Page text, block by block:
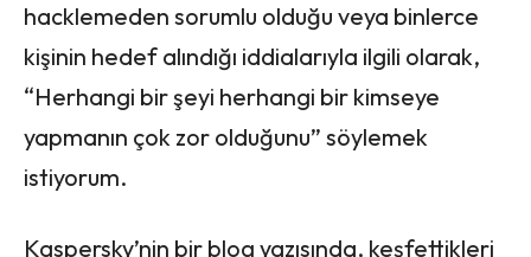
hacklemeden sorumlu olduğu veya binlerce
kişinin hedef alındığı iddialarıyla ilgili olarak,
“Herhangi bir şeyi herhangi bir kimseye
yapmanın çok zor olduğunu” söylemek
istiyorum.
Kaspersky’nin bir blog yazısında, keşfettikleri